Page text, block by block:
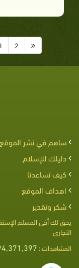
2
ساهم في نشر الموقع
دليلك للإسلام
كيف تساعدنا
اهداف الموقع
شكر وتقدير
يحق لك أخى المسلم
التجارى
المشاهدات :